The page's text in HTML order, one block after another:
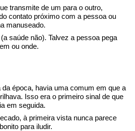
transmite de um para o outro,
contato próximo com a pessoa ou
manuseado.
saúde não). Talvez a pessoa pega
ou onde.
da época, havia uma comum em que a
Isso era o primeiro sinal de que
em seguida.
à primeira vista nunca parece
para iludir.